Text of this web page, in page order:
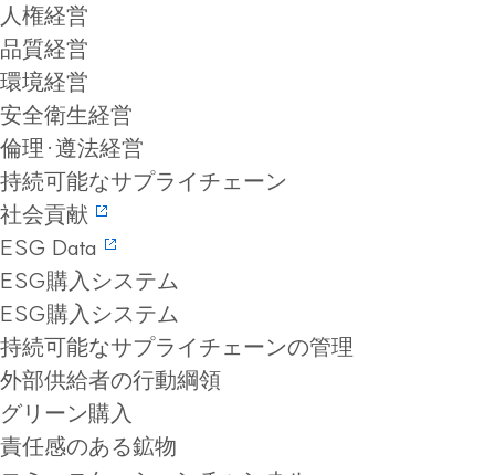
人権経営
品質経営
環境経営
安全衛生経営
倫理·遵法経営
持続可能なサプライチェーン
社会貢献
ESG Data
ESG購入システム
ESG購入システム
持続可能なサプライチェーンの管理
外部供給者の行動綱領
グリーン購入
責任感のある鉱物